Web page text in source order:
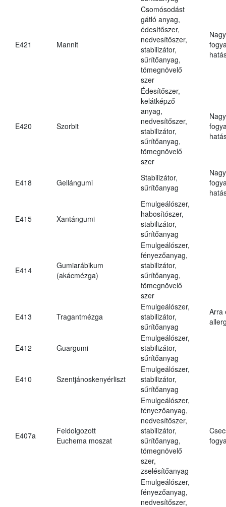
E421 Mannit
Csomósodást
gátló anyag,
édesítőszer,
nedvesítőszer,
stabilizátor,
sűrítőanyag,
tömegnövelő
szer
E420 Szorbit
Édesítőszer,
kelátképző
anyag,
nedvesítőszer,
stabilizátor,
sűrítőanyag,
tömegnövelő
szer
E418 Gellángumi
Stabilizátor,
sűrítőanyag
E415 Xantángumi
Emulgeálószer,
habosítószer,
stabilizátor,
sűrítőanyag
E414
Gumiarábikum
(akácmézga)
Emulgeálószer,
fényezőanyag,
stabilizátor,
sűrítőanyag,
tömegnövelő
szer
E413 Tragantmézga
Emulgeálószer,
stabilizátor,
sűrítőanyag
Arra
E412 Guargumi
Emulgeálószer,
stabilizátor,
sűrítőanyag
E410 Szentjánoskenyérliszt
Emulgeálószer,
stabilizátor,
sűrítőanyag
E407a
Feldolgozott
Euchema moszat
Emulgeálószer,
fényezőanyag,
nedvesítőszer,
stabilizátor,
sűrítőanyag,
tömegnövelő
szer,
zselésítőanyag
Emulgeálószer,
fényezőanyag,
nedvesítőszer,